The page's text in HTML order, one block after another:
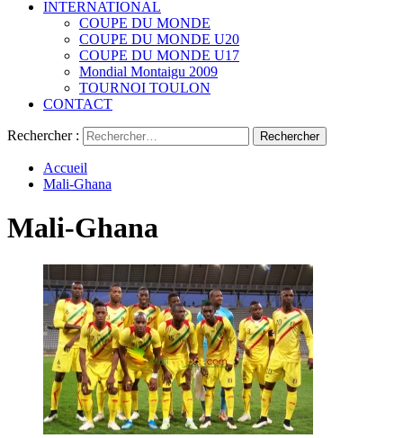
INTERNATIONAL
COUPE DU MONDE
COUPE DU MONDE U20
COUPE DU MONDE U17
Mondial Montaigu 2009
TOURNOI TOULON
CONTACT
Rechercher :
Accueil
Mali-Ghana
Mali-Ghana